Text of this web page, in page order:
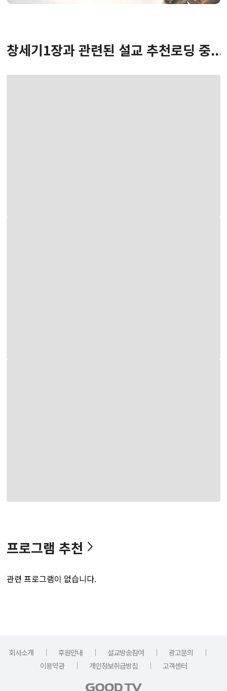
창세기1장과 관련된 설교 추천로딩 중...
프로그램 추천
관련 프로그램이 없습니다.
회사소개 ｜ 후원안내 ｜ 설교방송참여 ｜ 광고문의
｜
이용약관
｜ 개인정보취급방침 ｜ 고객센터